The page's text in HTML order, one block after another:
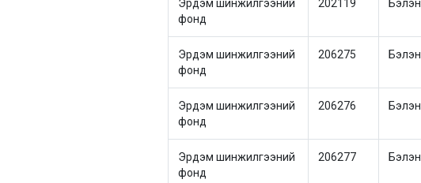
Эрдэм шинжилгээний
фонд
202119 Бэлэн
Эрдэм шинжилгээний
фонд
206275 Бэлэн
Эрдэм шинжилгээний
фонд
206276 Бэлэн
Эрдэм шинжилгээний
фонд
206277 Бэлэн